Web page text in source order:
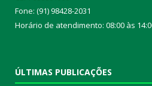
Fone: (91) 98428-2031
Horário de atendimento: 08:00 às
ÚLTIMAS PUBLICAÇÕES